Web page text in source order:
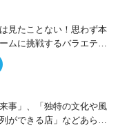
見たことない！思わず本
ムに挑戦するバラエティ
事」、「独特の文化や風
ができる店」などあらゆ